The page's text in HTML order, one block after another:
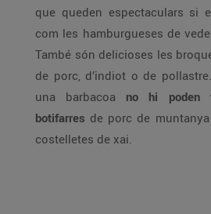
que queden espectaculars si
com les hamburgueses de
També són delicioses les
de porc, d’indiot o de
una barbacoa no hi poden
botifarres de porc de
costelletes de xai.